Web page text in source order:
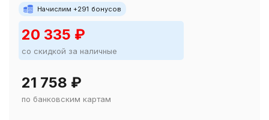
Начислим +291 бонусов
20 335 ₽
со скидкой за наличные
21 758 ₽
по банковским картам